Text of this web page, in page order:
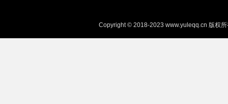
Copyright © 2018-2023 www.yuleqq.cn 版权所